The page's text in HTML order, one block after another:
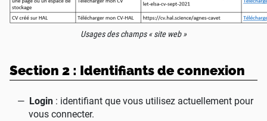
Usages des champs « site web »
Section 2 : Identifiants de connexion
Login: identifiant que vous utilisez actuellement pour
vous connecter.